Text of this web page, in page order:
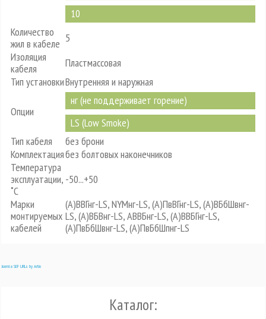
10
Количество
жил в кабеле 5
Изоляция
кабеля
Пластмассовая
Тип установкиВнутренняя и наружная
Опции
нг (не поддерживает горение)
LS (Low Smoke)
Тип кабеля
без брони
Комплектациябез болтовых наконечников
Температура
эксплуатации,
˚С
-50...+50
Марки
монтируемых
кабелей
(А)ВВГнг-LS, NYMнг-LS, (А)ПвВГнг-LS, (А)ВБбШвнг-
LS, (А)ВБВнг-LS, АВВБнг-LS, (А)ВВБГнг-LS,
(А)ПвБбШвнг-LS, (А)ПвБбШпнг-LS
Joomla SEF URLs by Artio
Каталог: